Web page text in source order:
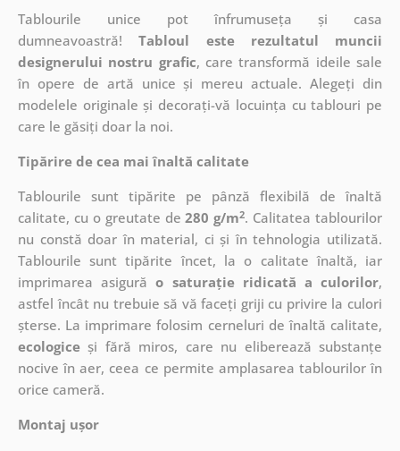
Tablourile unice pot înfrumuseța și casa
dumneavoastră!Tabloul este rezultatul muncii
designerului nostru grafic, caretransformă ideile sale
în opere de artă unice și mereu actuale. Alegeți din
modelele originale și decorați-vă locuința cu tablouri pe
care le găsiți doar la noi.
Tipărire de cea mai înaltă calitate
Tablourile sunt tipărite pe pânză flexibilă de înaltă
calitate, cu o greutate de280 g/m2. Calitatea tablourilor
nu constă doar în material, ci și în tehnologia utilizată.
Tablourile sunt tipărite încet, la o calitate înaltă, iar
imprimarea asigurăo saturație ridicată a culorilor,
astfel încât nu trebuie să vă faceți griji cu privire la culori
șterse. La imprimare folosim cerneluri de înaltă calitate,
ecologiceși fără miros, care nu eliberează substanțe
nocive în aer, ceea ce permite amplasarea tablourilor în
orice cameră.
Montaj ușor